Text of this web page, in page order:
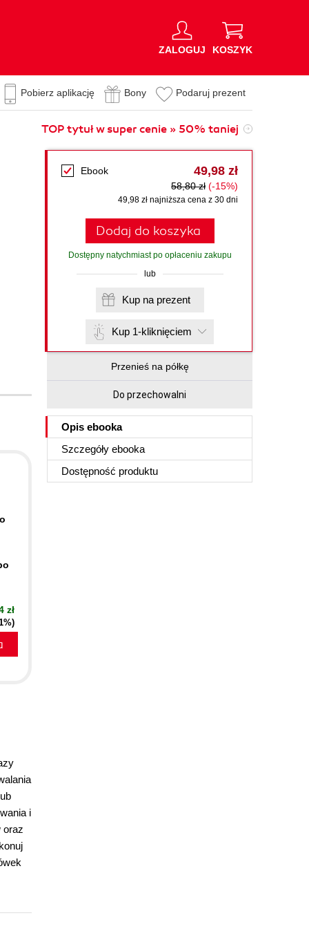
ZALOGUJ KOSZYK
Pobierz aplikację Bony Podaruj prezent
TOP tytuł w super cenie » 50% taniej
Ebook 49,98 zł
58,80 zł (-15%)
49,98 zł najniższa cena z 30 dni
Dodaj do koszyka
Dostępny natychmiast po opłaceniu zakupu
lub
Kup na prezent
Kup 1-kliknięciem
Przenieś na półkę
Do przechowalni
Opis ebooka
Szczegóły ebooka
Dostępność produktu
zł
i
oraz